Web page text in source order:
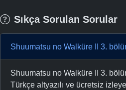
Sıkça Sorulan Sorular
Shuumatsu no Walküre II 3.
Shuumatsu no Walküre II 3.
Türkçe altyazılı ve ücretsiz